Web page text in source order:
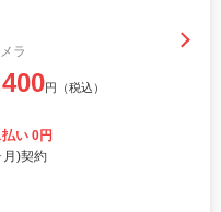
ラ
円（税込）
い 0円
)契約